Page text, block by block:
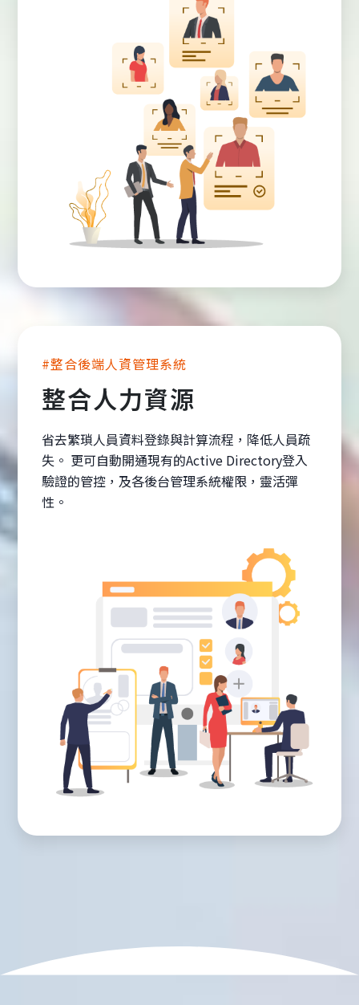
#整合後端人資管理系統
整合人力資源
省去繁瑣人員資料登錄與計算流程，降低人員疏
失。 更可自動開通現有的Active Directory登入
驗證的管控，及各後台管理系統權限，靈活彈
性。